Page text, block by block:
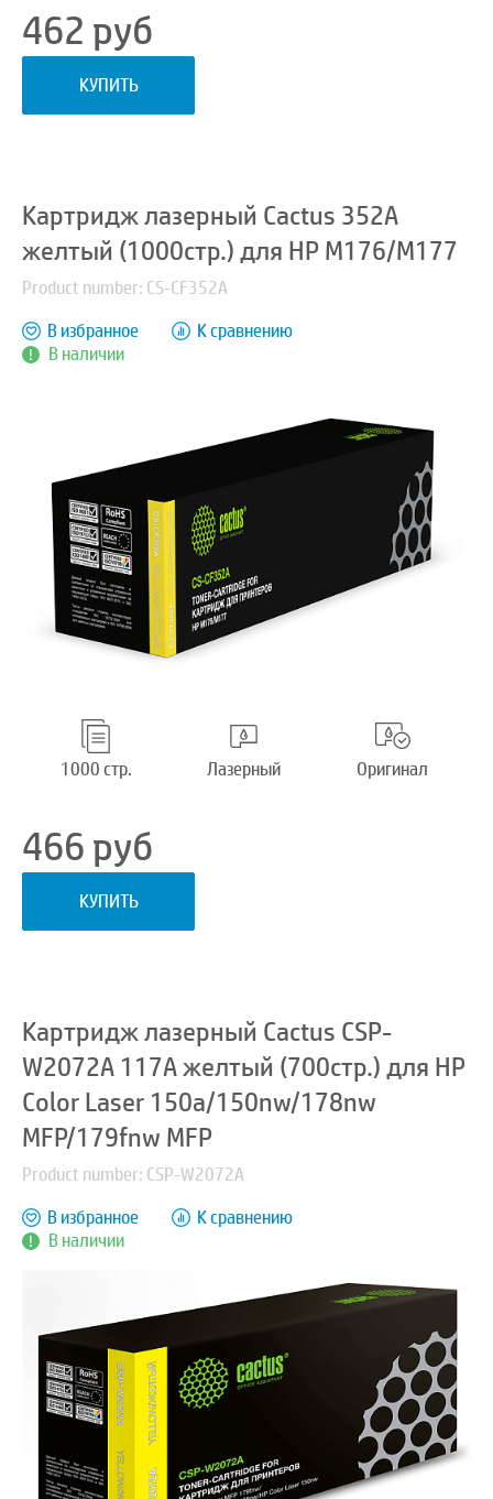
462 руб
КУПИТЬ
Картридж лазерный Cactus 352A
желтый (1000стр.) для HP M176/M177
Product number: CS-CF352A
В наличии
В избранное К сравнению
1000 стр. Лазерный Оригинал
466руб
КУПИТЬ
Картридж лазерный Cactus CSP-
W2072A 117A желтый (700стр.) для HP
Color Laser 150a/150nw/178nw
MFP/179fnw MFP
Product number: CSP-W2072A
В наличии
В избранное К сравнению